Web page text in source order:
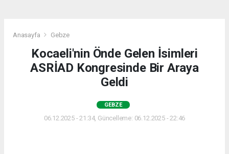
Anasayfa Gebze
Kocaeli'nin Önde Gelen İsimleri
ASRİAD Kongresinde Bir Araya
Geldi
GEBZE
06.12.2025 - 21:34, Güncelleme: 06.12.2025 - 22:46